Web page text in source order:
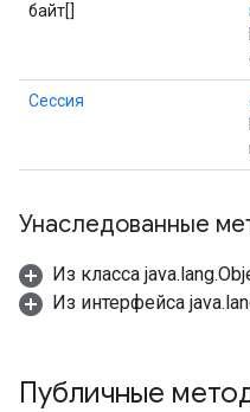
байт[]
Сессия
Унаследованные
Из класса
Из интерфейса
Публичные